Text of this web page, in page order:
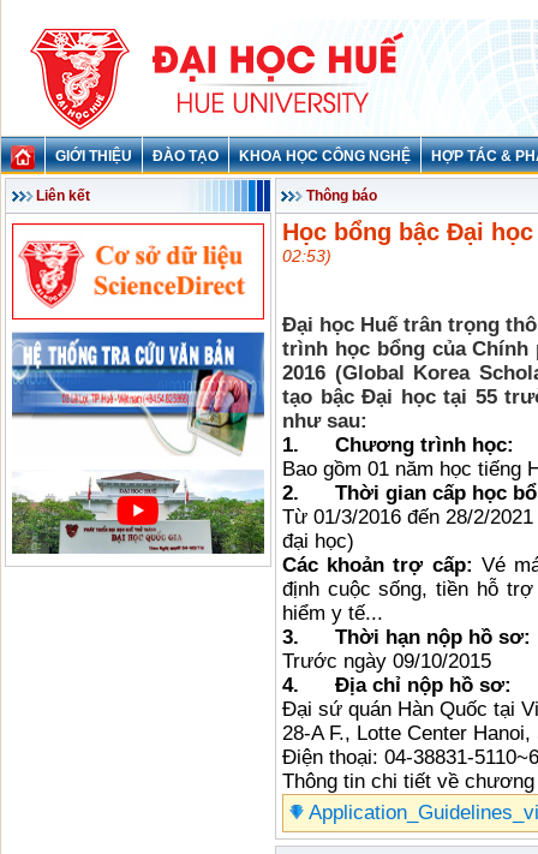
GIỚI THIỆU ĐÀO TẠO KHOA HỌC CÔNG NGHỆ HỢP TÁC &
Liên kết Thông báo
Học bổng bậc Đại
02:53)
Đại học Huế trân trọng
trình học bổng của
2016 (Global Korea
tạo bậc Đại học tại 55
như sau:
1. Chương trình học:
Bao gồm 01 năm học tiếng
2. Thời gian cấp học
Từ 01/3/2016 đến 28/2/
đại học)
Các khoản trợ cấp: Vé
định cuộc sống, tiền hỗ
hiểm y tế...
3. Thời hạn nộp hồ sơ:
Trước ngày 09/10/2015
4. Địa chỉ nộp hồ sơ:
Đại sứ quán Hàn Quốc tại
28-A F., Lotte Center
Điện thoại: 04-38831-
Thông tin chi tiết về